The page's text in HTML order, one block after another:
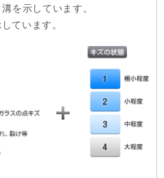
を示しています。
ています。